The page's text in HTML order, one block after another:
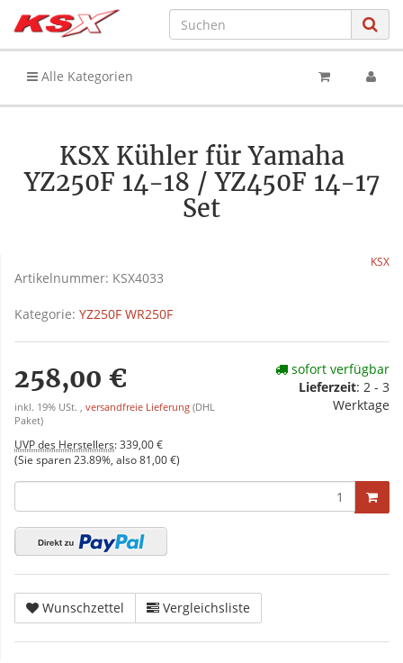
Alle Kategorien
KSX Kühler für Yamaha
YZ250F 14-18 / YZ450F 14-17
Set
KSX
Artikelnummer: KSX4033
Kategorie: YZ250F WR250F
258,00 €
inkl. 19% USt. , versandfreie Lieferung (DHL
Paket)
UVP des Herstellers:339,00 €
(Sie sparen 23.89% , also81,00 €)
sofort verfügbar
Lieferzeit: 2 - 3
Werktage
Wunschzettel Vergleichsliste